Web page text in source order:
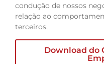
condução de nossos
relação ao
terceiros.
Download do